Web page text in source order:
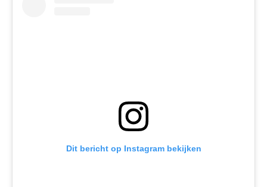
Dit bericht op Instagram bekijken